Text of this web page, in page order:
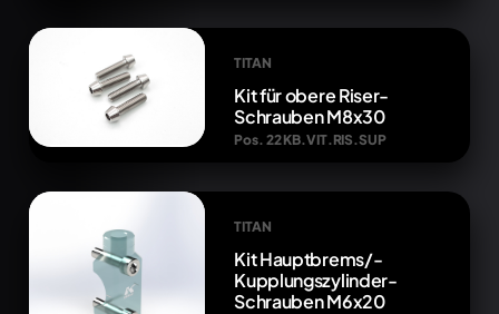
TITAN
Kit für obere Riser-
Schrauben M8x30
Pos. 22 KB.VIT.RIS.SUP
TITAN
Kit Hauptbrems/-
Kupplungszylinder-
Schrauben M6x20